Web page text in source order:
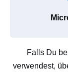
Falls Du
verwendest,